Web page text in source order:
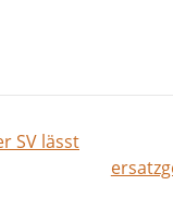
SV lässt